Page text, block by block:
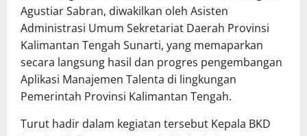
Agustiar Sabran, diwakilkan oleh Asisten
Administrasi Umum Sekretariat Daerah Provinsi
Kalimantan Tengah Sunarti, yang memaparkan
secara langsung hasil dan progres pengembangan
Aplikasi Manajemen Talenta di lingkungan
Pemerintah Provinsi Kalimantan Tengah.
Turut hadir dalam kegiatan tersebut Kepala BKD